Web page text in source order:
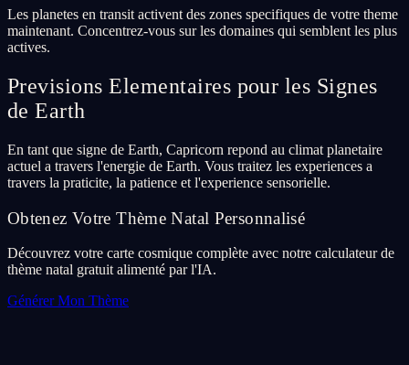
Les planetes en transit activent des zones specifiques de votre theme
maintenant. Concentrez-vous sur les domaines qui semblent les plus
actives.
Previsions Elementaires pour les Signes
de Earth
En tant que signe de Earth, Capricorn repond au climat planetaire
actuel a travers l'energie de Earth. Vous traitez les experiences a
travers la praticite, la patience et l'experience sensorielle.
Obtenez Votre Thème Natal Personnalisé
Découvrez votre carte cosmique complète avec notre calculateur de
thème natal gratuit alimenté par l'IA.
Générer Mon Thème